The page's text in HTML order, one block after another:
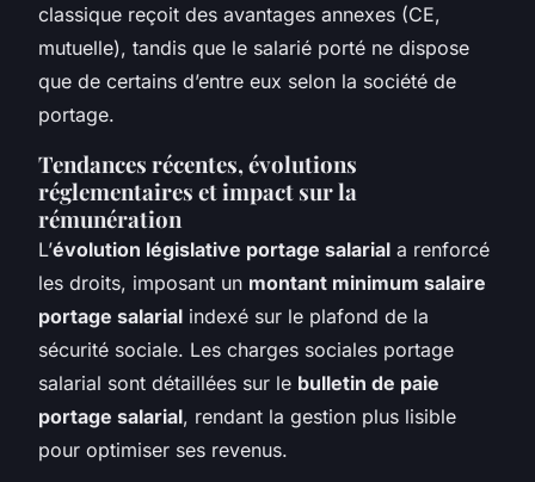
classique reçoit des avantages annexes (CE,
mutuelle), tandis que le salarié porté ne dispose
que de certains d’entre eux selon la société de
portage.
Tendances récentes, évolutions
réglementaires et impact sur la
rémunération
L’évolution législative portage salarial a renforcé
les droits, imposant un montant minimum salaire
portage salarial indexé sur le plafond de la
sécurité sociale. Les charges sociales portage
salarial sont détaillées sur le bulletin de paie
portage salarial, rendant la gestion plus lisible
pour optimiser ses revenus.